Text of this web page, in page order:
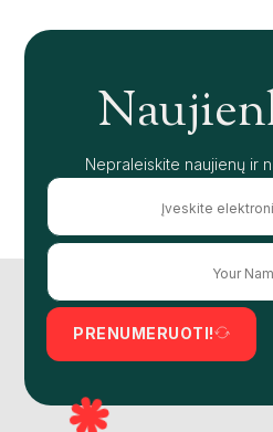
Nepraleiskite naujienų ir
PRENUMERUOTI!